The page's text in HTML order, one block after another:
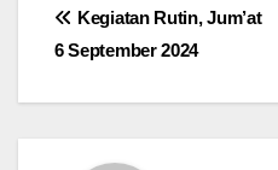
Post
navigation
Kegiatan Rutin, Jum’at
6 September 2024